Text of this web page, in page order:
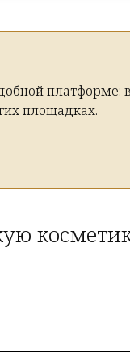
платформе:
площадках.